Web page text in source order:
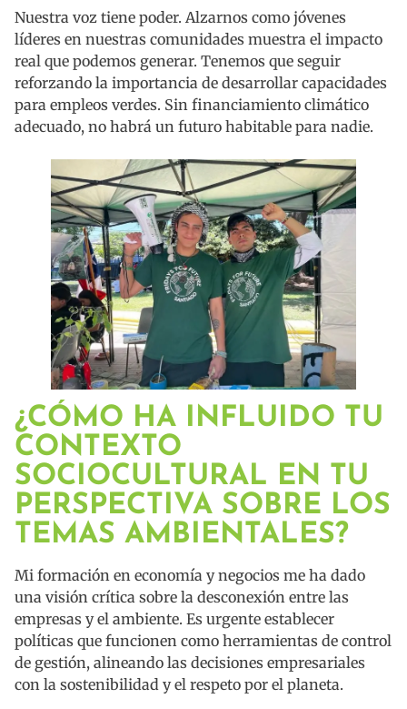
Nuestra voz tiene poder. Alzarnos como jóvenes
líderes en nuestras comunidades muestra el impacto
real que podemos generar. Tenemos que seguir
reforzando la importancia de desarrollar capacidades
para empleos verdes. Sin financiamiento climático
adecuado, no habrá un futuro habitable para nadie.
¿CÓMO HA INFLUIDO TU
CONTEXTO
SOCIOCULTURAL EN TU
PERSPECTIVA SOBRE LOS
TEMAS AMBIENTALES?
Mi formación en economía y negocios me ha dado
una visión crítica sobre la desconexión entre las
empresas y el ambiente. Es urgente establecer
políticas que funcionen como herramientas de control
de gestión, alineando las decisiones empresariales
con la sostenibilidad y el respeto por el planeta.